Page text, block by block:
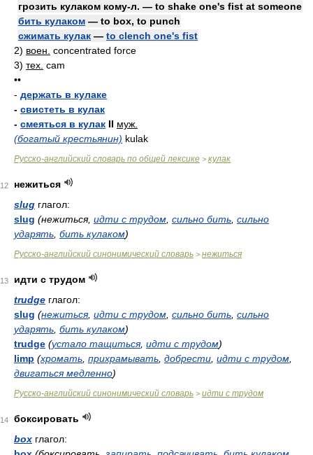
грозить кулаком кому-л. — to shake one's fist at someone
бить кулаком — to box, to punch
сжимать кулак — to clench one's fist
2) воен. concentrated force
3) тех. cam
••
- держать в кулаке
- свистеть в кулак
- смеяться в кулак II муж.
(богатый крестьянин) kulak
Русско-английский словарь по общей лексике > кулак
12
нежиться
slug глагол:
slug (нежиться, идти с трудом сильно бить сильно
ударять бить кулаком)
Русско-английский синонимический словарь > нежиться
13
идти с трудом
trudge глагол:
slug (нежиться, идти с трудом сильно бить сильно
ударять бить кулаком)
trudge (устало тащиться, идти с трудом)
limp (хромать прихрамывать добрести идти с трудом
двигаться медленно)
Русско-английский синонимический словарь > идти с трудом
14
боксировать
box глагол: